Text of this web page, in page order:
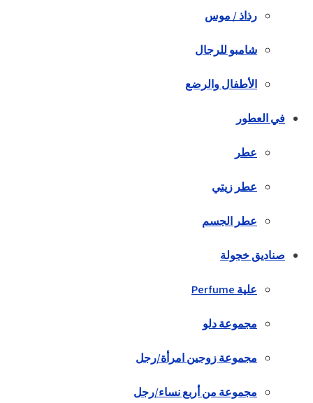
رذاذ / موس
شامبو للرجال
الأطفال والرضع
في العطور
عطر
عطر زيتي
عطر الجسم
صناديق خجولة
علية Perfume
مجموعة دلو
مجموعة زوجين امرأة/رجل
مجموعة من أربع نساء/رجل